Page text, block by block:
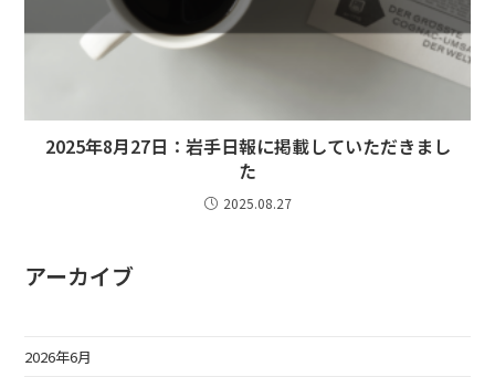
2025年8月27日：岩手日報に掲載していただきまし
た
2025.08.27
アーカイブ
2026年6月